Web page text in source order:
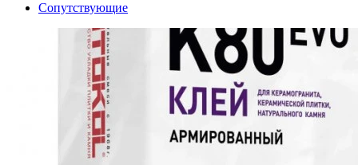
Сопутствующие